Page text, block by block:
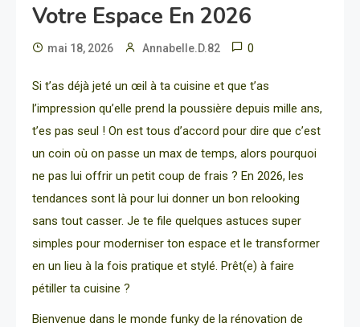
Votre Espace En 2026
mai 18, 2026 Annabelle.D.82 0
Si t’as déjà jeté un œil à ta cuisine et que t’as
l’impression qu’elle prend la poussière depuis mille ans,
t’es pas seul ! On est tous d’accord pour dire que c’est
un coin où on passe un max de temps, alors pourquoi
ne pas lui offrir un petit coup de frais ? En 2026, les
tendances sont là pour lui donner un bon relooking
sans tout casser. Je te file quelques astuces super
simples pour moderniser ton espace et le transformer
en un lieu à la fois pratique et stylé. Prêt(e) à faire
pétiller ta cuisine ?
Bienvenue dans le monde funky de la rénovation de